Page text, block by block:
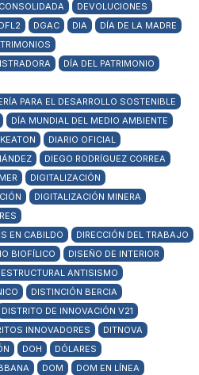
DEVOLUCIONES
DFL2 DGAC DIA
DÍA DE LA MADRE
DÍA DEL PATRIMONIO
PARA EL DESARROLLO SOSTENIBLE
DÍA MUNDIAL DEL MEDIO AMBIENTE
DIARIO OFICIAL
DIEGO RODRÍGUEZ CORREA
DIGITALIZACIÓN
DIGITALIZACIÓN MINERA
EN CABILDO
DIRECCIÓN DEL TRABAJO
BIOFÍLICO
DISEÑO DE INTERIOR
ANTISISMO
DISTINCIÓN BERCIA
DISTRITO DE INNOVACIÓN V21
INNOVADORES
DITNOVA
DOH
DÓLARES
DOM
DOM EN LÍNEA